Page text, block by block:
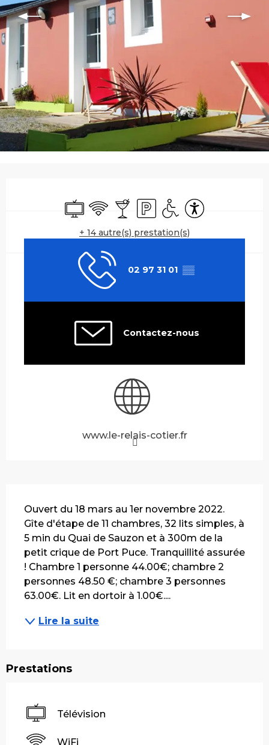
Télévision
WiFi Bar / Buvette
ParkingAccès handicapés
Accessibilité
+ 14 autre(s) prestation(s)
02 97 31 01 ▒▒
Contactez-nous
www.le-relais-cotier.fr
Ouvert du 18 mars au 1er novembre 2022.
Gîte d'étape de 11 chambres, 32 lits simples, à
5 min du Quai de Sauzon et à 300m de la
petit crique de Port Puce. Tranquillité assurée
! Chambre 1 personne 44.00€; chambre 2
personnes 48.50 €; chambre 3 personnes
63.00€. Lit en dortoir à 1.00€....
Lire la suite
Prestations
Télévision
WiFi